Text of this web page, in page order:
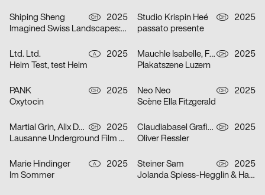
Shiping Sheng CH
2025
Imagined Swiss Landscapes: Perspectives and Edges in Image Collage
Studio Krispin Heé CH
2025
passato presente
Ltd. Ltd. A
2025
Heim Test, test Heim
Mauchle Isabelle, Felix Pfäffli, Brechbühl Erich CH
2025
Plakatszene Luzern
PANK CH
2025
Oxytocin
Neo Neo CH
2025
Scène Ella Fitzgerald
Martial Grin, Alix Debraine CH
2025
Lausanne Underground Film & Music Festival 2025
Claudiabasel Grafik + Interaktion CH
2025
Oliver Ressler
Marie Hindinger A
2025
Im Sommer
Steiner Sam CH
2025
Jolanda Spiess-Hegglin & Hansi Voigt lesen aus „Meistgeklickt“